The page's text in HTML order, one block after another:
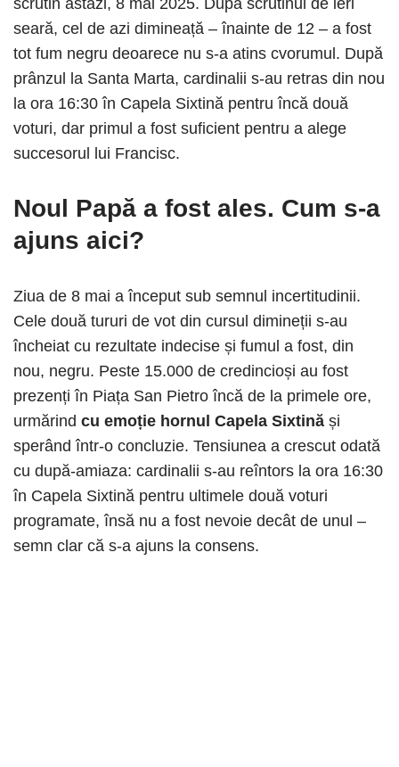
seară, cel de azi dimineață – înainte de 12 – a fost
tot fum negru deoarece nu s-a atins cvorumul. După
prânzul la Santa Marta, cardinalii s-au retras din nou
la ora 16:30 în Capela Sixtină pentru încă două
voturi, dar primul a fost suficient pentru a alege
succesorul lui Francisc.
Noul Papă a fost ales. Cum s-a
ajuns aici?
Ziua de 8 mai a început sub semnul incertitudinii.
Cele două tururi de vot din cursul dimineții s-au
încheiat cu rezultate indecise și fumul a fost, din
nou, negru. Peste 15.000 de credincioși au fost
prezenți în Piața San Pietro încă de la primele ore,
urmărind cu emoție hornul Capela Sixtină și
sperând într-o concluzie. Tensiunea a crescut odată
cu după-amiaza: cardinalii s-au reîntors la ora 16:30
în Capela Sixtină pentru ultimele două voturi
programate, însă nu a fost nevoie decât de unul –
semn clar că s-a ajuns la consens.